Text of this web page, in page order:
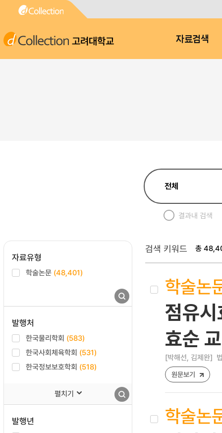
고려대학교 자료검색
결과내 검색
자료유형
학술논문 (48,401)
발행처
한국물리학회 (583)
한국사회체육학회 (531)
한국정보보호학회 (518)
펼치기
발행년
검색 키워드 총
학술논
점유
효순
[박해선, 김제완]
원문보기
학술논